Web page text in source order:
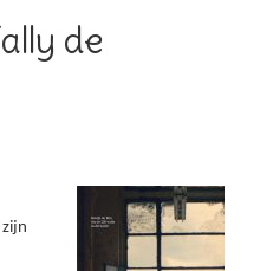
de